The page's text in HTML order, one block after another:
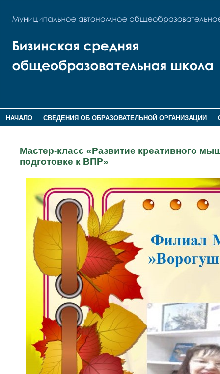
НАЧАЛО СВЕДЕНИЯ ОБ ОБРАЗОВАТЕЛЬНОЙ ОРГАНИЗАЦИИ
Мастер-класс «Развитие креативного
подготовке к ВПР»